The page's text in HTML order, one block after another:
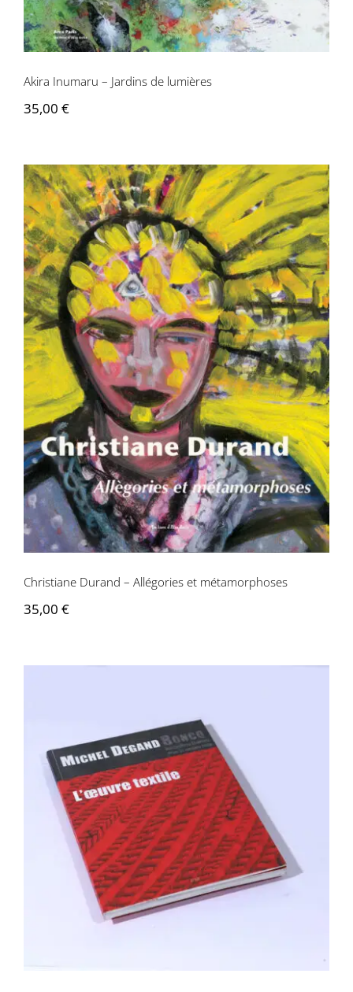
Contactez-nous
Akira Inumaru – Jardins de lumières
35,00 €
Christiane Durand – Allégories et
métamorphoses
Christiane Durand – Allégories et métamorphoses
35,00 €
Michel Degand – L’œuvre textile